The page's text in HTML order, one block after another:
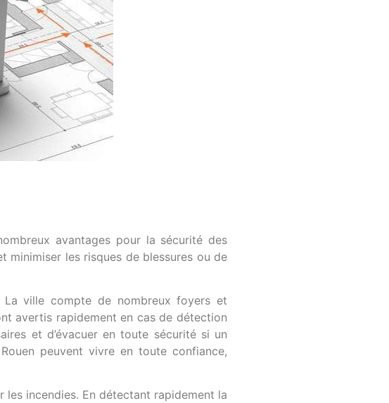
avantages pour la sécurité des
minimiser les risques de blessures ou de
La ville compte de nombreux foyers et
avertis rapidement en cas de détection
et d’évacuer en toute sécurité si un
peuvent vivre en toute confiance,
les incendies. En détectant rapidement la